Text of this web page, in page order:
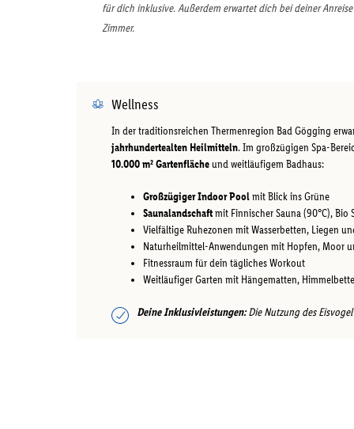
für dich inklusive. Außerdem erwartet dich bei deiner
Zimmer.
Wellness
In der traditionsreichen Thermenregion Bad Gögging
jahrhundertealten Heilmitteln. Im großzügigen Spa-
10.000 m² Gartenfläche und weitläufigem Badhaus:
Großzügiger Indoor Poolmit Blick ins Grüne
Saunalandschaftmit Finnischer Sauna (90°C),
Vielfältige Ruhezonen mit Wasserbetten, Liegen
Naturheilmittel-Anwendungen mit Hopfen, Moor
Fitnessraum für dein tägliches Workout
Weitläufiger Garten mit Hängematten,
Deine Inklusivleistungen:Die Nutzung des